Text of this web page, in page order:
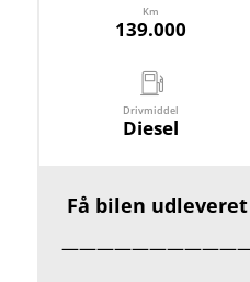
Km
139.000
Drivmiddel
Diesel
Få bilen udleveret